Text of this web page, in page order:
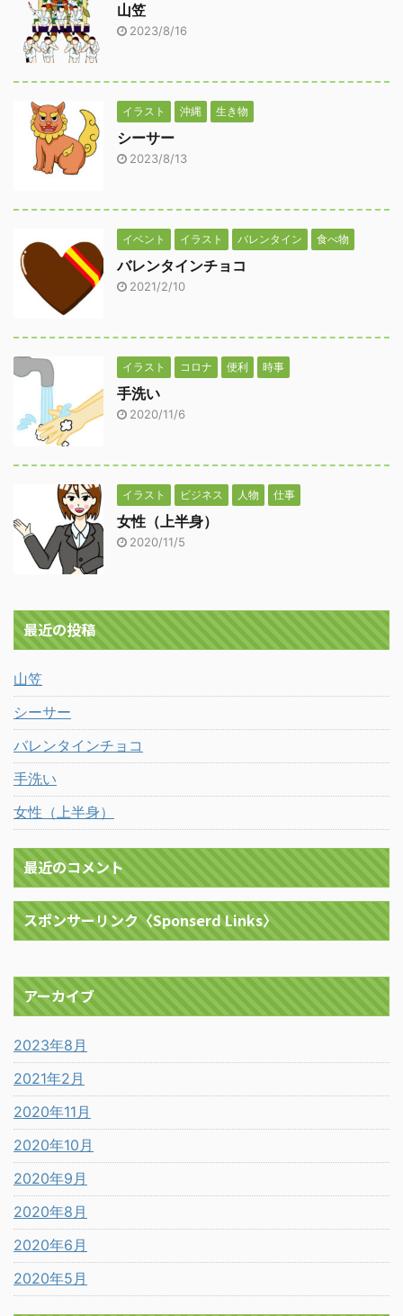
山笠
2023/8/16
イラスト 沖縄 生き物
シーサー
2023/8/13
イベント イラスト バレンタイン 食べ物
バレンタインチョコ
2021/2/10
イラスト コロナ 便利 時事
手洗い
2020/11/6
イラスト ビジネス 人物 仕事
女性（上半身）
2020/11/5
最近の投稿
山笠
シーサー
バレンタインチョコ
手洗い
女性（上半身）
最近のコメント
スポンサーリンク〈Sponserd Links〉
アーカイブ
2023年8月
2021年2月
2020年11月
2020年10月
2020年9月
2020年8月
2020年6月
2020年5月